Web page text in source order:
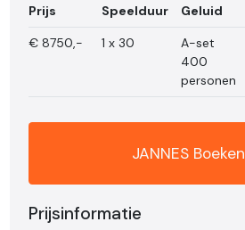
Prijs Speelduur Geluid
€ 8750,- 1 x 30
A-set
400
personen
JANNES Boeken
Prijsinformatie